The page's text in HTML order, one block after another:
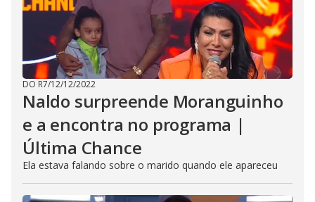
DO R7/12/12/2022
Naldo surpreende Moranguinho
e a encontra no programa |
Última Chance
Ela estava falando sobre o marido quando ele apareceu